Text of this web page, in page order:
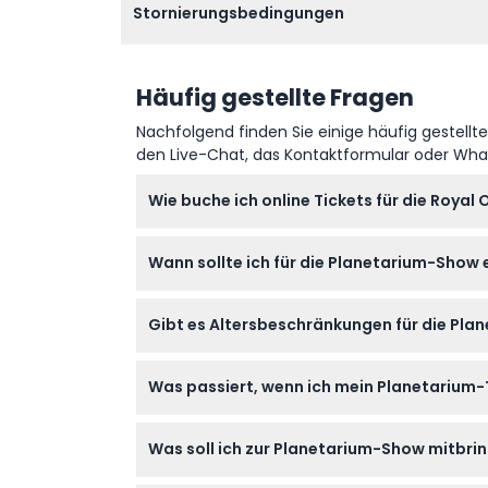
Stornierungsbedingungen
Häufig gestellte Fragen
Nachfolgend finden Sie einige häufig
den Live-Chat, das Kontaktformular oder
Wie buche ich online Tickets für die Royal
verfügbaren Vorstellungszeiten prüfen.
Wann sollte ich für die Planetarium-Show
nicht mehr eingelassen werden.
Gibt es Altersbeschränkungen für die
Kinder unter 16 Jahren von einem
Was passiert, wenn ich mein
sorgfältig aus.
Was soll ich zur Planetarium-Show